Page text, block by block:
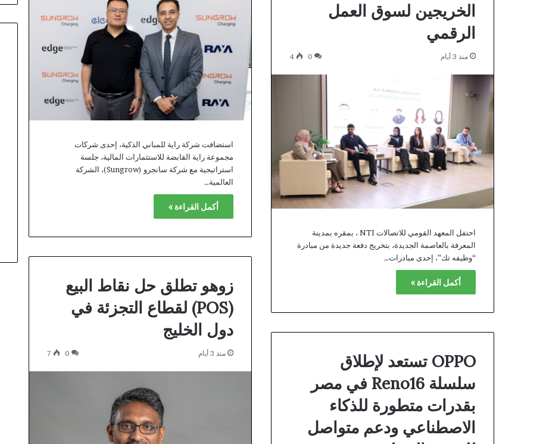
استضافت شركة راية للمباني الذكية، إحدى شركات
مجموعة راية القابضة للاستثمارات المالية، جلسة
استراتيجية مع شركة سانجرو (Sungrow)، الشركة
العالمية…
أكمل القراءة »
الخريجين لسوق العمل
الرقمي
منذ 3 أيام 0
4
احتفل المعهد القومي للاتصالات NTI ، بمقره بمدينة
المعرفة بالعاصمة الجديدة، بتخريج دفعة جديدة من مبادرة
“وظيفه تك”، إحدى مبادرات…
أكمل القراءة »
زوهو تطلق حل نقاط البيع
(POS) لقطاع التجزئة في
دول الخليج
منذ 3 أيام 0
7
OPPO تستعد لإطلاق
سلسلة Reno16 في مصر
بقدرات متطورة للذكاء
الاصطناعي ودعم متواصل